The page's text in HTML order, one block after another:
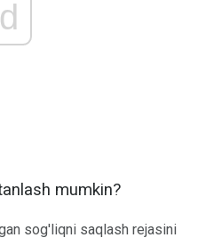
mumkin?
sog'liqni saqlash rejasini